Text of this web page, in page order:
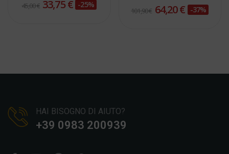
45,00 € 33,75 € -25%
101,90 € 64,20 € -37%
HAI BISOGNO DI AIUTO?
+39 0983 200939